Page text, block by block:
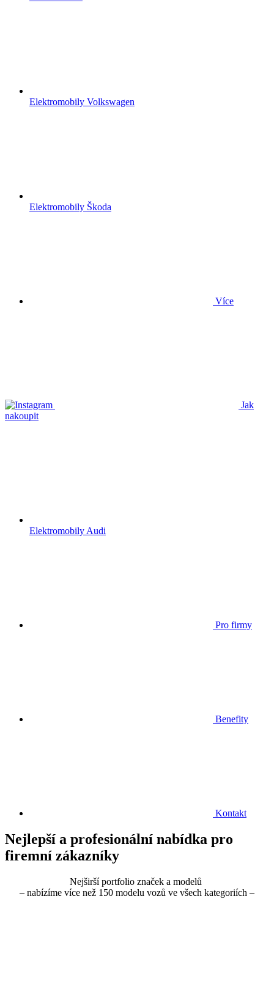
Elektromobily Volkswagen
Elektromobily Škoda
Více
Jak
nakoupit
Elektromobily Audi
Pro firmy
Benefity
Kontakt
Nejlepší a profesionální nabídka pro
firemní zákazníky
Nejširší portfolio značek a modelů
– nabízíme více než 150 modelu vozů ve všech kategoriích –